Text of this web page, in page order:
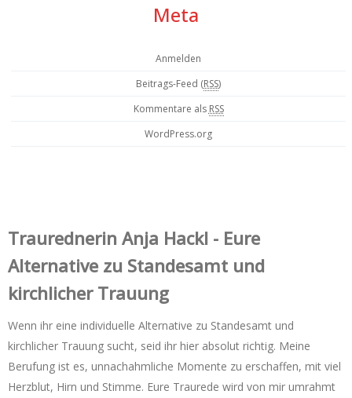
Meta
Anmelden
Beitrags-Feed (RSS)
Kommentare als RSS
WordPress.org
Trauredner‌in Anja Hackl - Eure
Alternative zu Standesamt und
kirchlicher Trauung
Wenn ihr eine individuelle Alternative zu Standesamt und
kirchlicher Trauung sucht, seid ihr hier absolut richtig. Meine
Berufung ist es, unnachahmliche Momente zu erschaffen, mit viel
Herzblut, Hirn und Stimme. Eure Traurede wird von mir umrahmt